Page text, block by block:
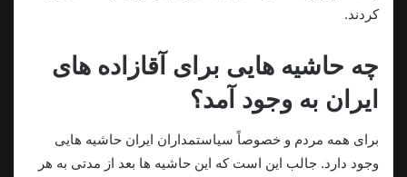
کردند.
چه حاشیه هایی برای آقازاده های
ایران به وجود آمد؟
برای همه مردم و خصوصاً سیاستمداران ایران حاشیه هایی
وجود دارد. جالب این است که این حاشیه ها بعد از مدتی به هر